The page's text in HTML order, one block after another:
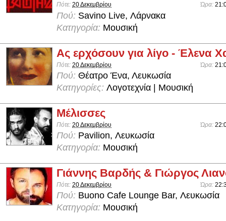
Πότε: 20 Δεκεμβρίου Ώρα:
Πού: Savino Live, Λάρνακα
Κατηγορία: Μουσική
Ας ερχόσουν για λίγο - Έλενα
Πότε: 20 Δεκεμβρίου Ώρα:
Πού: Θέατρο Ένα, Λευκωσία
Κατηγορίες: Λογοτεχνία | Μουσική
Μέλισσες
Πότε: 20 Δεκεμβρίου Ώρα:
Πού: Pavilion, Λευκωσία
Κατηγορία: Μουσική
Γιάννης Βαρδής & Γιώργος
Πότε: 20 Δεκεμβρίου Ώρα:
Πού: Buono Cafe Lounge Bar, Λευκωσία
Κατηγορία: Μουσική